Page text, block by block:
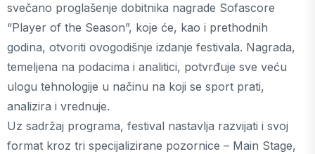
svečano proglašenje dobitnika nagrade Sofascore
“Player of the Season”, koje će, kao i prethodnih
godina, otvoriti ovogodišnje izdanje festivala. Nagrada,
temeljena na podacima i analitici, potvrđuje sve veću
ulogu tehnologije u načinu na koji se sport prati,
analizira i vrednuje.
Uz sadržaj programa, festival nastavlja razvijati i svoj
format kroz tri specijalizirane pozornice – Main Stage,